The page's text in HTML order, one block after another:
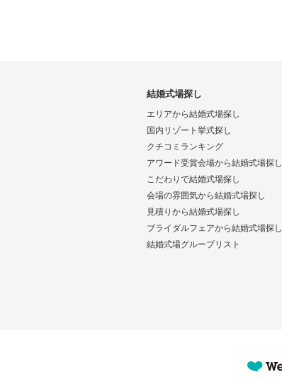
結婚式場探し
エリアから結婚式場探し
国内リゾート挙式探し
クチコミランキング
アワード受賞会場から結婚式場探し
こだわりで結婚式場探し
会場の雰囲気から結婚式場探し
見積りから結婚式場探し
ブライダルフェアから結婚式場探し
結婚式場グループリスト